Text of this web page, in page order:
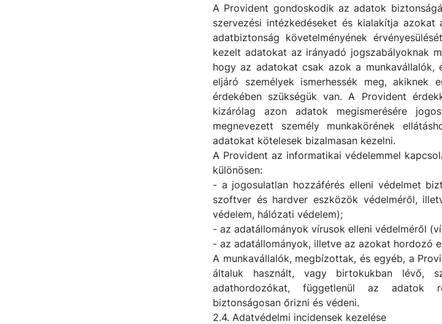
A Provident gondoskodik az adatok
szervezési intézkedéseket és kialakítja
adatbiztonság követelményének
kezelt adatokat az irányadó jogszabályoknak
hogy az adatokat csak azok a munkavállalók,
eljáró személyek ismerhessék meg, akiknek
érdekében szükségük van. A Provident
kizárólag azon adatok megismerésére
megnevezett személy munkakörének
adatokat kötelesek bizalmasan kezelni.
A Provident az informatikai védelemmel
különösen:
- a jogosulatlan hozzáférés elleni védelmet
szoftver és hardver eszközök védelméről,
védelem, hálózati védelem);
- az adatállományok vírusok elleni védelméről
- az adatállományok, illetve az azokat hordozó
A munkavállalók, megbízottak, és egyéb, a
általuk használt, vagy birtokukban lévő,
adathordozókat, függetlenül az adatok
biztonságosan őrizni és védeni.
2.4. Adatvédelmi incidensek kezelése